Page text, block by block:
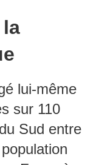
lui-même
sur 110
Sud entre